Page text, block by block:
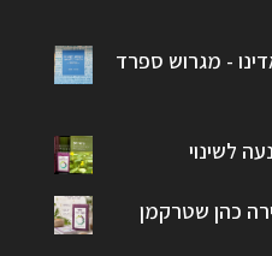
- מגרוש ספרד
לשינוי
כהן שטרקמן